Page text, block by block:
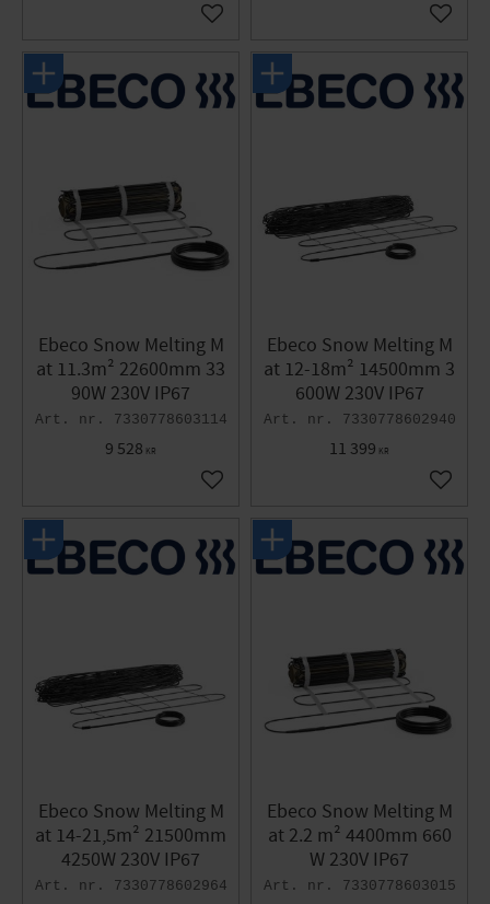
Add to favorites Add
Ebeco Snow Melting M
at 11.3m² 22600mm 33
90W 230V IP67
7330778603114
9 528 KR
Add to favorites
Ebeco Snow Melting M
at 12-18m² 14500mm 3
600W 230V IP67
7330778602940
11 399 KR
Add
Ebeco Snow Melting M
at 14-21,5m² 21500mm
4250W 230V IP67
7330778602964
Ebeco Snow Melting M
at 2.2 m² 4400mm 660
W 230V IP67
7330778603015